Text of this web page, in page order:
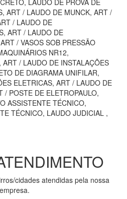
LAUDO DE PROVA DE
ART / LAUDO DE MUNCK, ART /
/ LAUDO DE
ART / LAUDO DE
/ VASOS SOB PRESSÃO
NR12,
/ LAUDO DE INSTALAÇÕES
DE DIAGRAMA UNIFILAR,
ELETRICAS, ART / LAUDO DE
/ POSTE DE ELETROPAULO,
ASSISTENTE TÉCNICO,
TÉCNICO, LAUDO JUDICIAL ,
cidades atendidas pela nossa
empresa.